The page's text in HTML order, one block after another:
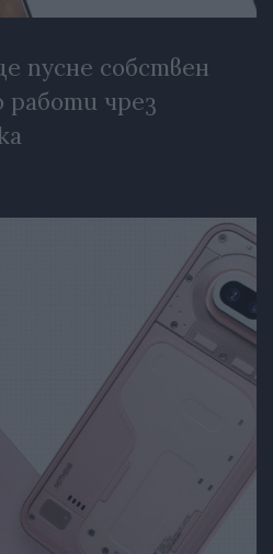
пусне собствен
чрез